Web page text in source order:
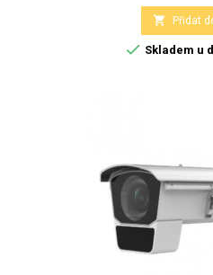
 Přidat
 Skladem u